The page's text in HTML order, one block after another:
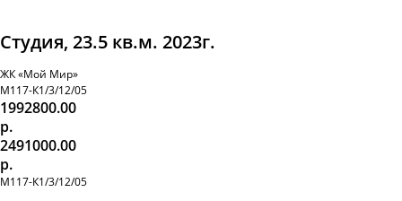
Студия, 23.5 кв.м. 2023г.
ЖК «Мой Мир»
М117-К1/3/12/05
1992800.00
р.
2491000.00
р.
М117-К1/3/12/05